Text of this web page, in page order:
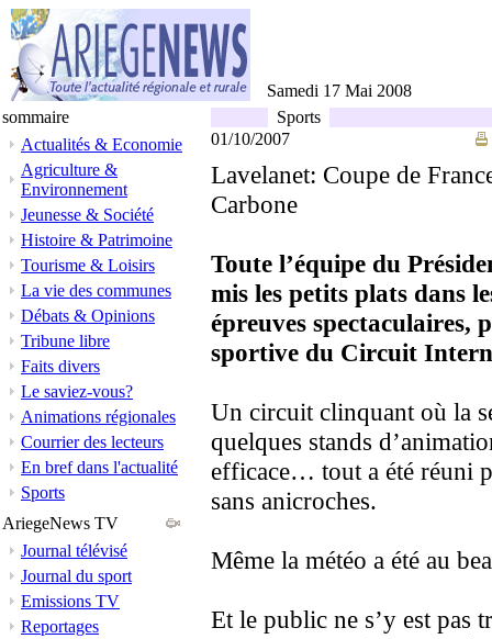
Samedi 17 Mai 2008
sommaire
Actualités & Economie
Agriculture &
Environnement
Jeunesse & Société
Histoire & Patrimoine
Tourisme & Loisirs
La vie des communes
Débats & Opinions
Tribune libre
Faits divers
Le saviez-vous?
Animations régionales
Courrier des lecteurs
En bref dans l'actualité
Sports
AriegeNews TV
Journal télévisé
Journal du sport
Emissions TV
Reportages
Sports
01/10/2007
Lavelanet: Coupe de
Carbone
Toute l’équipe du
mis les petits plats dans
épreuves spectaculaires,
sportive du Circuit
Un circuit clinquant où la
quelques stands
efficace… tout a été réuni
sans anicroches.
Même la météo a été au
Et le public ne s’y est pas